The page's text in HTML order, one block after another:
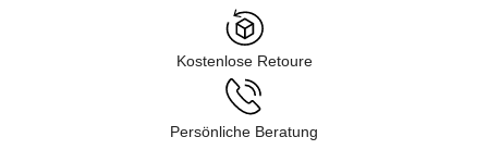
Kostenlose Retoure
Persönliche Beratung